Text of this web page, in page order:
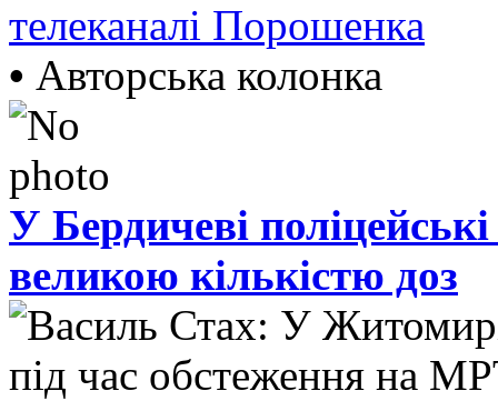
телеканалі Порошенка
• Авторська колонка
У Бердичеві
великою кількістю доз